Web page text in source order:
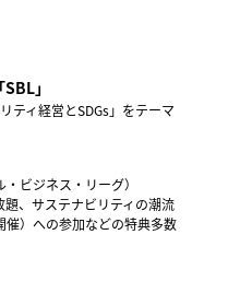
」
ティ経営とSDGs」をテーマ
ビジネス・リーグ）
、サステナビリティの潮流
催）への参加などの特典多数